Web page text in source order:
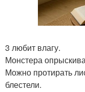
3 любит влагу.
Монстера
Можно протирать
блестели.